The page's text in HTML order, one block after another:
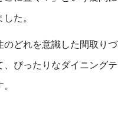
た。
のどれを意識した間取りづ
、ぴったりなダイニングテ